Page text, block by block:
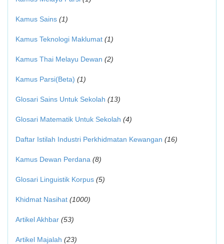
Kamus Sains (1)
Kamus Teknologi Maklumat (1)
Kamus Thai Melayu Dewan (2)
Kamus Parsi(Beta) (1)
Glosari Sains Untuk Sekolah (13)
Glosari Matematik Untuk Sekolah (4)
Daftar Istilah Industri Perkhidmatan Kewangan (16)
Kamus Dewan Perdana (8)
Glosari Linguistik Korpus (5)
Khidmat Nasihat (1000)
Artikel Akhbar (53)
Artikel Majalah (23)